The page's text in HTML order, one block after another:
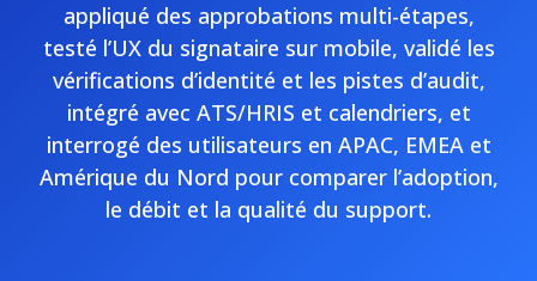
appliqué des approbations multi-étapes,
testé l’UX du signataire sur mobile, validé les
vérifications d’identité et les pistes d’audit,
intégré avec ATS/HRIS et calendriers, et
interrogé des utilisateurs en APAC, EMEA et
Amérique du Nord pour comparer l’adoption,
le débit et la qualité du support.